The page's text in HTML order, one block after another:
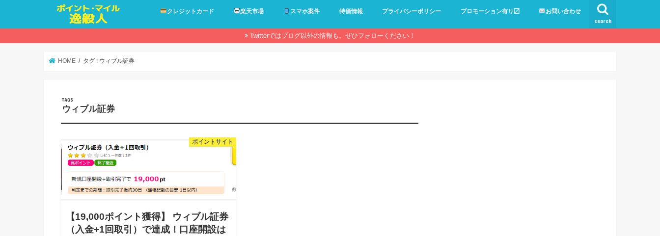
search
クレジットカード 楽天市場 スマホ案件 特価情報 プライバシーポリシー プロモーション有り〼 お問い合わせ
Twitterではブログ以外の情報も。ぜひフォローください！
HOME タグ : ウィブル証券
ウィブル証券
ポイントサイト
【19,000ポイント獲得】 ウィブル証券
（入金+1回取引）で達成！口座開設は